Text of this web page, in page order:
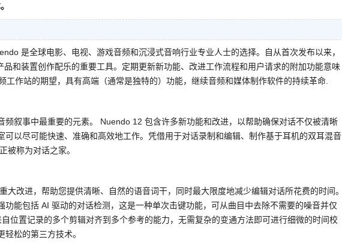
是全球电影、电视、游戏音频和沉浸式音响行业专业人士的选择。自从首次发布以来，
和装置创作配乐的重要工具。定期更新新功能、改进工作流程和用户请求的附加功能意味
工作站的期望，具有高端（通常是独特的）功能，继续音频和媒体制作软件的持续革命.
频叙事中最重要的元素。 Nuendo 12 包含许多新功能和改进，以帮助确保对话不仅被清晰
可以尽可能快速、准确和高效地工作。凭借用于对话录制和编辑、制作基于耳机的双耳混音
被称为对话之家。
大改进，帮助您提供清晰、自然的语音词干，同时最大限度地减少编辑对话所花费的时间。
能包括 AI 驱动的对话检测，这是一种单次击键功能，可从曲目中去除不需要的噪音并仅
位置记录的多个剪辑对齐到多个参考的能力，无需复杂的变通方法即可进行细微的时间校
松的第三方技术。